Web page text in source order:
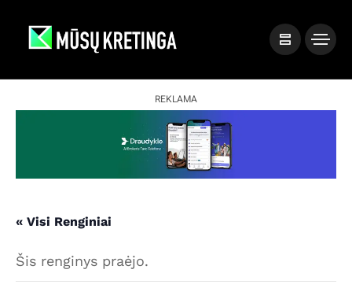
REKLAMA
« Visi Renginiai
Šis renginys praėjo.